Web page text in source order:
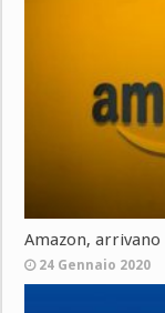
Amazon,
24 Gennaio 2020